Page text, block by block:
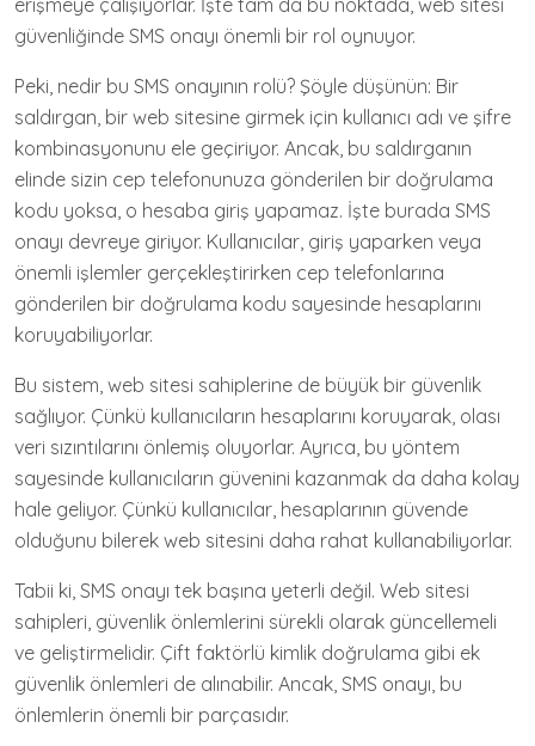
erişmeye çalışıyorlar. İşte tam da bu noktada, web sitesi
güvenliğinde SMS onayı önemli bir rol oynuyor.
Peki, nedir bu SMS onayının rolü? Şöyle düşünün: Bir
saldırgan, bir web sitesine girmek için kullanıcı adı ve şifre
kombinasyonunu ele geçiriyor. Ancak, bu saldırganın
elinde sizin cep telefonunuza gönderilen bir doğrulama
kodu yoksa, o hesaba giriş yapamaz. İşte burada SMS
onayı devreye giriyor. Kullanıcılar, giriş yaparken veya
önemli işlemler gerçekleştirirken cep telefonlarına
gönderilen bir doğrulama kodu sayesinde hesaplarını
koruyabiliyorlar.
Bu sistem, web sitesi sahiplerine de büyük bir güvenlik
sağlıyor. Çünkü kullanıcıların hesaplarını koruyarak, olası
veri sızıntılarını önlemiş oluyorlar. Ayrıca, bu yöntem
sayesinde kullanıcıların güvenini kazanmak da daha kolay
hale geliyor. Çünkü kullanıcılar, hesaplarının güvende
olduğunu bilerek web sitesini daha rahat kullanabiliyorlar.
Tabii ki, SMS onayı tek başına yeterli değil. Web sitesi
sahipleri, güvenlik önlemlerini sürekli olarak güncellemeli
ve geliştirmelidir. Çift faktörlü kimlik doğrulama gibi ek
güvenlik önlemleri de alınabilir. Ancak, SMS onayı, bu
önlemlerin önemli bir parçasıdır.